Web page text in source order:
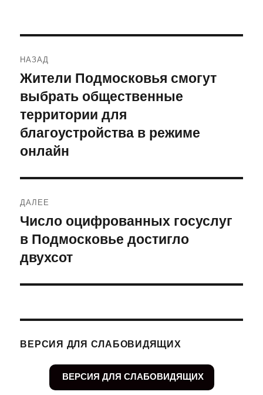
по
записям
НАЗАД
Предыдущая
запись:
Жители Подмосковья смогут
выбрать общественные
территории для
благоустройства в режиме
онлайн
ДАЛЕЕ
Следующая
запись:
Число оцифрованных госуслуг
в Подмосковье достигло
двухсот
ВЕРСИЯ ДЛЯ СЛАБОВИДЯЩИХ
ВЕРСИЯ ДЛЯ СЛАБОВИДЯЩИХ